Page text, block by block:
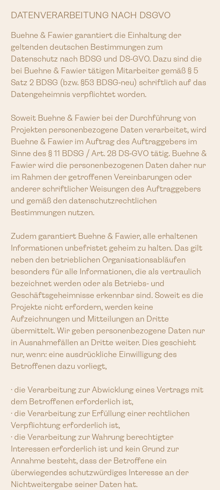
DATENVERARBEITUNG NACH DSGVO
Buehne & Fawier garantiert die Einhaltung der
geltenden deutschen Bestimmungen zum
Datenschutz nach BDSG und DS-GVO. Dazu sind die
bei Buehne & Fawier tätigen Mitarbeiter gemäß § 5
Satz 2 BDSG (bzw. §53 BDSG-neu) schriftlich auf das
Datengeheimnis verpflichtet worden.
Soweit Buehne & Fawier bei der Durchführung von
Projekten personenbezogene Daten verarbeitet, wird
Buehne & Fawier im Auftrag des Auftraggebers im
Sinne des § 11 BDSG / Art. 28 DS-GVO tätig. Buehne &
Fawier wird die personenbezogenen Daten daher nur
im Rahmen der getroffenen Vereinbarungen oder
anderer schriftlicher Weisungen des Auftraggebers
und gemäß den datenschutzrechtlichen
Bestimmungen nutzen.
Zudem garantiert Buehne & Fawier, alle erhaltenen
Informationen unbefristet geheim zu halten. Das gilt
neben den betrieblichen Organisationsabläufen
besonders für alle Informationen, die als vertraulich
bezeichnet werden oder als Betriebs- und
Geschäftsgeheimnisse erkennbar sind. Soweit es die
Projekte nicht erfordern, werden keine
Aufzeichnungen und Mitteilungen an Dritte
übermittelt. Wir geben personenbezogene Daten nur
in Ausnahmefällen an Dritte weiter. Dies geschieht
nur, wenn: eine ausdrückliche Einwilligung des
Betroffenen dazu vorliegt,
· die Verarbeitung zur Abwicklung eines Vertrags mit
dem Betroffenen erforderlich ist,
· die Verarbeitung zur Erfüllung einer rechtlichen
Verpflichtung erforderlich ist,
· die Verarbeitung zur Wahrung berechtigter
Interessen erforderlich ist und kein Grund zur
Annahme besteht, dass der Betroffene ein
überwiegendes schutzwürdiges Interesse an der
Nichtweitergabe seiner Daten hat.